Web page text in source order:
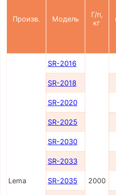
Произв. Модель
Г/п,
кг
Lema
SR-2016
2000
SR-2018
SR-2020
SR-2025
SR-2030
SR-2033
SR-2035